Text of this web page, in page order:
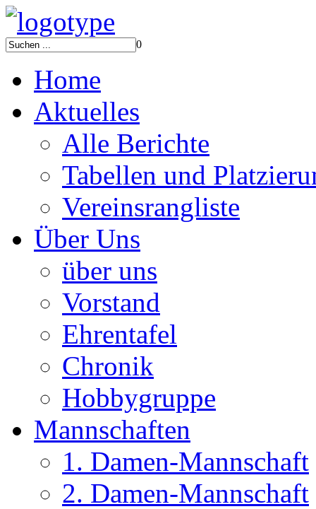
0
Home
Aktuelles
Alle Berichte
Tabellen und
Vereinsrangliste
Über Uns
über uns
Vorstand
Ehrentafel
Chronik
Hobbygruppe
Mannschaften
1. Damen-Mannschaft
2. Damen-Mannschaft